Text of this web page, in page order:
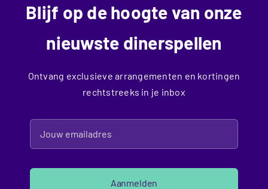
Blijf op de hoogte van onze
nieuwste dinerspellen
Ontvang exclusieve arrangementen en kortingen
rechtstreeks in je inbox
Aanmelden